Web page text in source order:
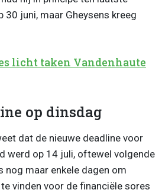
30 juni, maar Gheysens kreeg
licht taken Vandenhaute
op dinsdag
dat de nieuwe deadline voor
werd op 14 juli, oftewel volgende
nog maar enkele dagen om
vinden voor de financiële sores